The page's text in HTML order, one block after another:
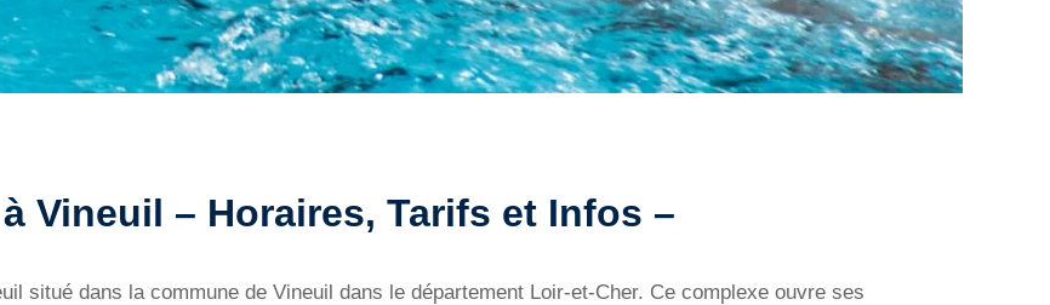
Vineuil – Horaires, Tarifs et Infos –
situé dans la commune de Vineuil dans le département Loir-et-Cher. Ce complexe ouvre ses